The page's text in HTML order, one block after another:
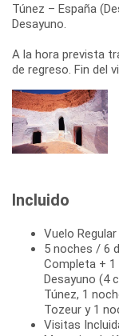
Túnez – España
Desayuno.
A la hora prevista
Incluido
Vuelo
5 noches / 6
Completa +
Desayuno (4
Túnez, 1
Tozeur y 1
Visitas